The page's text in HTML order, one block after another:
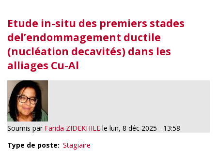
Etude in-situ des premiers stades
del’endommagement ductile
(nucléation decavités) dans les
alliages Cu-Al
Soumis par Farida ZIDEKHILE le lun, 8 déc 2025 - 13:58
Type de poste
Stagiaire